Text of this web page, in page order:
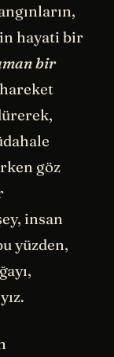
hayati bir
bir
göz
insan
yüzden,